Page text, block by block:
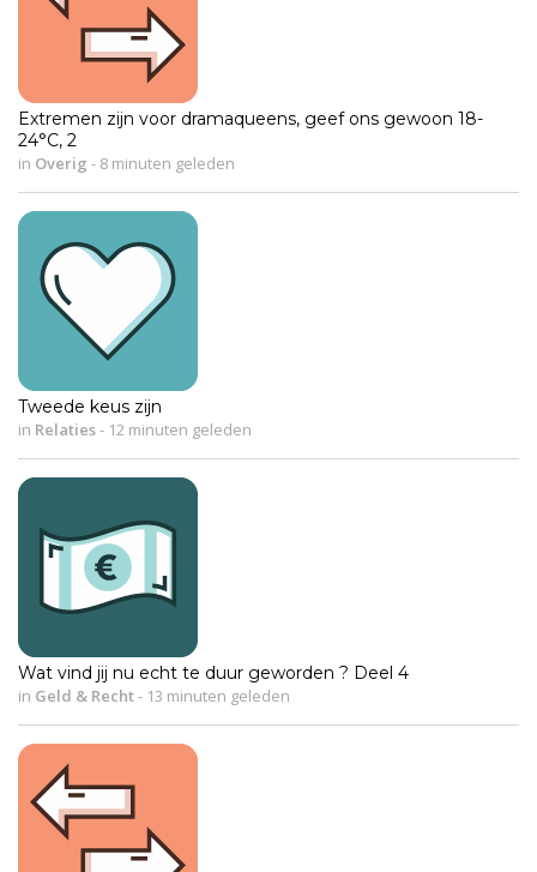
Extremen zijn voor dramaqueens, geef ons gewoon 18-
24°C, 2
in Overig - 8 minuten geleden
Tweede keus zijn
in Relaties- 12 minuten geleden
Wat vind jij nu echt te duur geworden ? Deel 4
in Geld & Recht- 13 minuten geleden